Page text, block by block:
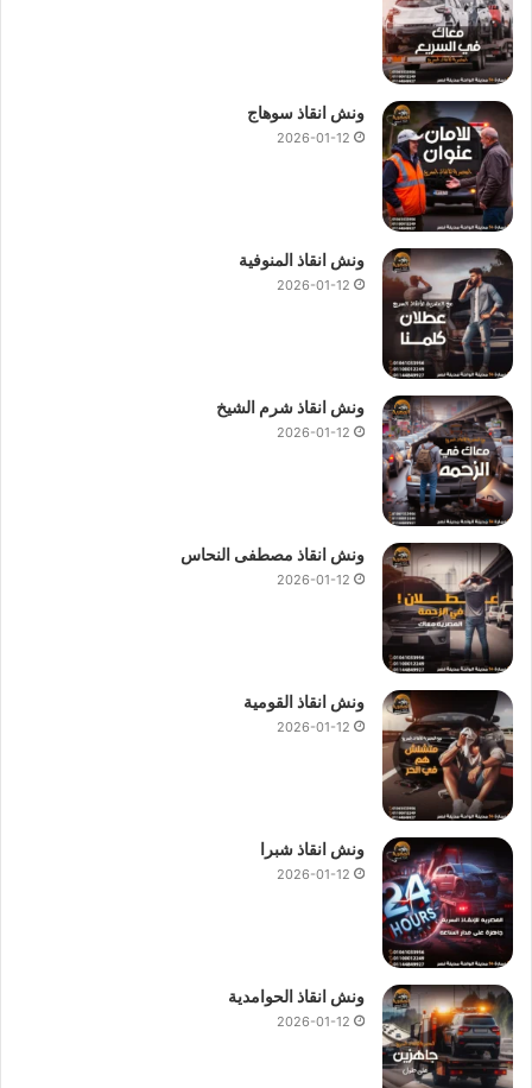
ونش انقاذ سوهاج
2026-01-12
ونش انقاذ المنوفية
2026-01-12
ونش انقاذ شرم الشيخ
2026-01-12
ونش انقاذ مصطفى النحاس
2026-01-12
ونش انقاذ القومية
2026-01-12
ونش انقاذ شبرا
2026-01-12
ونش انقاذ الحوامدية
2026-01-12